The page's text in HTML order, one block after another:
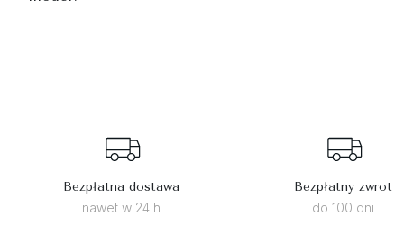
Bezpłatna dostawa
nawet w 24 h
Bezpłatny zwrot
do 100 dni